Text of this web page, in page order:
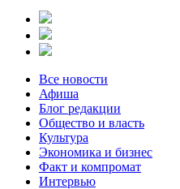
Все новости
Афиша
Блог редакции
Общество и власть
Культура
Экономика и бизнес
Факт и компромат
Интервью